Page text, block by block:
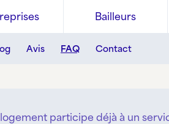
Bailleurs
Avis FAQ Contact
participe déjà à un